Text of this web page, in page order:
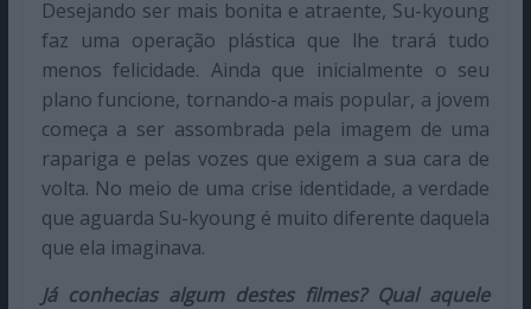
Desejando ser mais bonita e atraente, Su-kyoung
faz uma operação plástica que lhe trará tudo
menos felicidade. Ainda que inicialmente o seu
plano funcione, tornando-a mais popular, a jovem
começa a ser assombrada pela imagem de uma
rapariga e pelas vozes que exigem a sua cara de
volta. No meio de uma crise identidade, a verdade
que aguarda Su-kyoung é muito diferente daquela
que ela imaginava.
Já conhecias algum destes filmes? Qual aquele